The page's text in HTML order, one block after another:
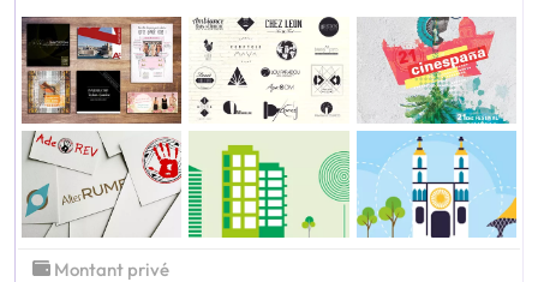
Montant privé